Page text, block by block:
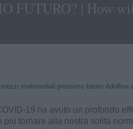
FUTURO? | How
mezzi multimediali prossimo futuro Adolfina
19 ha avuto un profondo
più tornare alla nostra solita